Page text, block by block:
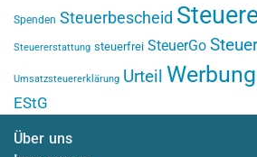
Spenden Steuerbescheid
Steuererstattung steuerfrei SteuerGo
Umsatzsteuererklärung Urteil
EStG
Über uns